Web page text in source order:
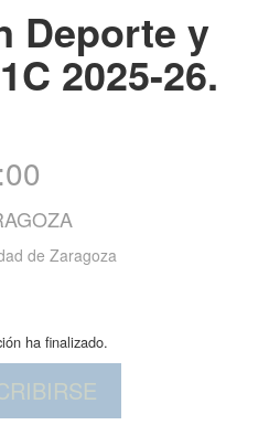
Deporte y
2025-26.
de Zaragoza
ha finalizado.